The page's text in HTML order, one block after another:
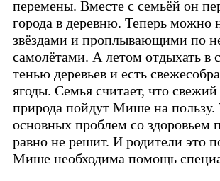
перемены. Вместе с семьёй он
города в деревню. Теперь можно
звёздами и проплывающими по
самолётами. А летом отдыхать в
тенью деревьев и есть
ягоды. Семья считает, что
природа пойдут Мише на пользу.
основных проблем со здоровьем
равно не решит. И родители это
Мише необходима помощь